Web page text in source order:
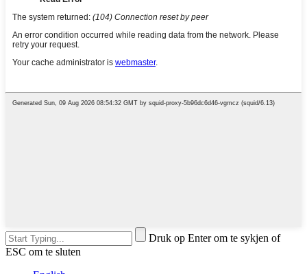
Druk op Enter om te sykjen of
ESC om te sluten